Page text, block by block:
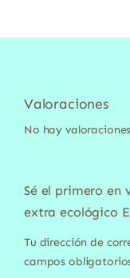
Valoraciones
No hay
Sé el primero en
extra ecológico
Tu dirección de
campos